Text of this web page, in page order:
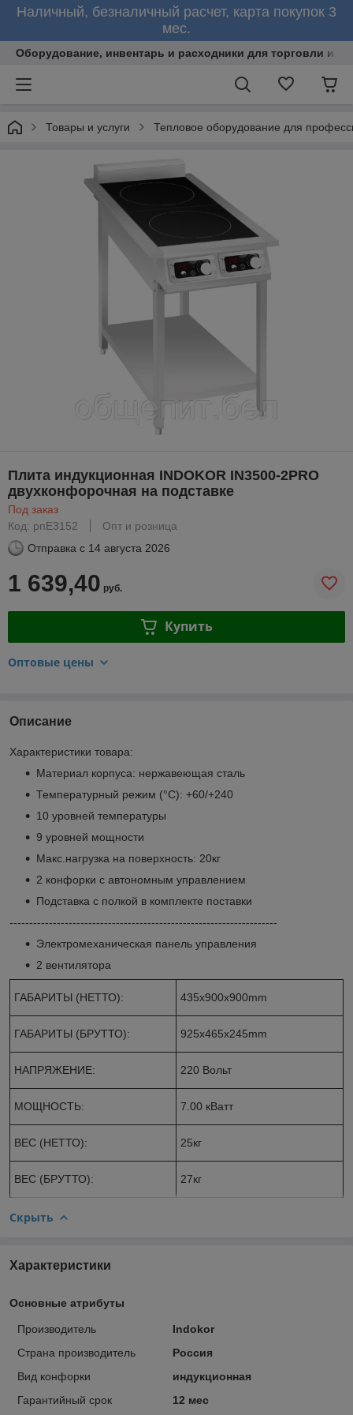
Наличный, безналичный расчет, карта покупок 3
мес.
Оборудование, инвентарь и расходники для торговли и
Товары и услуги Тепловое оборудование для
Плита индукционная INDOKOR IN3500-2PRO
двухконфорочная на подставке
Под заказ
Код: рпE3152
Опт и розница
Отправка с 14 августа 2026
1 639,40 руб.
Купить
Оптовые цены
Описание
Характеристики товара:
Материал корпуса: нержавеющая сталь
Температурный режим (°С): +60/+240
10 уровней температуры
9 уровней мощности
Макс.нагрузка на поверхность: 20кг
2 конфорки с автономным управлением
Подставка с полкой в комплекте поставки
--------------------------------------------------------------------
Электромеханическая панель управления
2 вентилятора
ГАБАРИТЫ (НЕТТО): 435x900x900mm
ГАБАРИТЫ (БРУТТО): 925x465x245mm
НАПРЯЖЕНИЕ: 220 Вольт
МОЩНОСТЬ: 7.00 кВатт
ВЕС (НЕТТО): 25кг
ВЕС (БРУТТО): 27кг
Скрыть
Характеристики
Основные атрибуты
Производитель
Indokor
Страна производитель
Россия
Вид конфорки
индукционная
Гарантийный срок
12 мес